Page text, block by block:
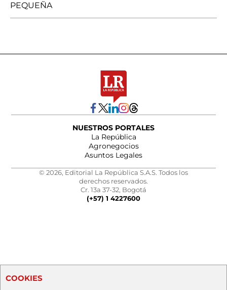
PEQUEÑA
NUESTROS PORTALES
La República
Agronegocios
Asuntos Legales
© 2026, Editorial La República S.A.S. Todos los
derechos reservados.
Cr. 13a 37-32, Bogotá
(+57) 1 4227600
COOKIES